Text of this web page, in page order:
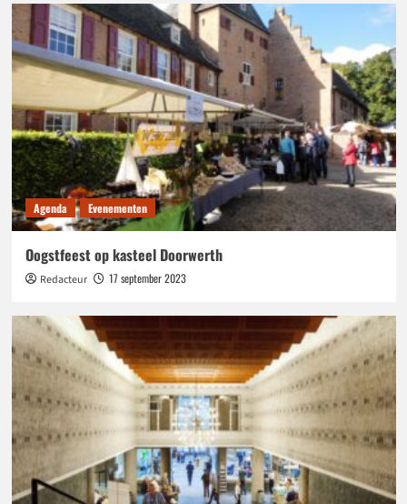
Agenda Evenementen
Oogstfeest op kasteel Doorwerth
Redacteur 17 september 2023